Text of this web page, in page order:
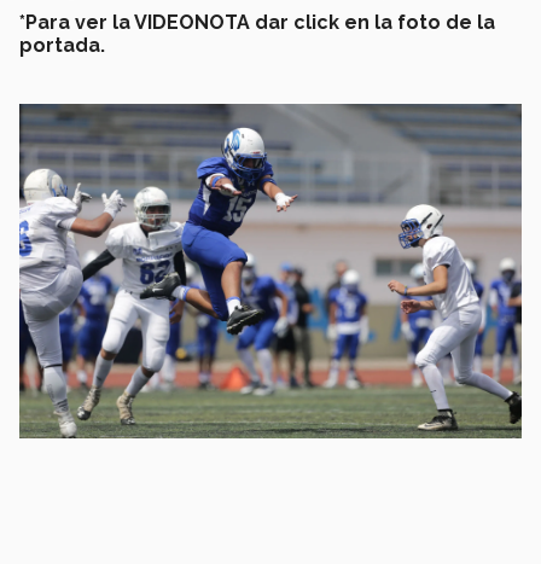
*Para ver la VIDEONOTA dar click en la foto de la
portada.